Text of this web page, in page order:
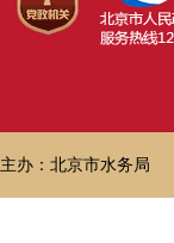
主办：北京市水务局